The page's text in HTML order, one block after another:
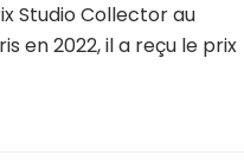
Studio Collector au
en 2022, il a reçu le prix